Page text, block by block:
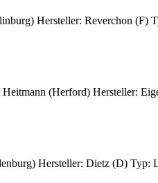
Hersteller: Reverchon (F)
(Herford) Hersteller:
Hersteller: Dietz (D) Typ: